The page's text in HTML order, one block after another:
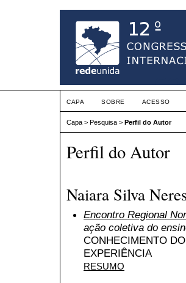
CAPA SOBRE ACESSO
Capa > Pesquisa > Perfil do Autor
Perfil do Autor
Naiara Silva
Encontro Regional
ação coletiva do
CONHECIMENTO
EXPERIÊNCIA
RESUMO